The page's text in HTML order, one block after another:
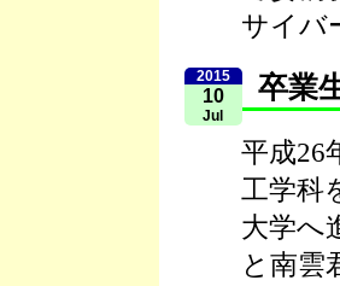
サイバ
2015
10
Jul
卒業
平成26
工学科
大学へ
と南雲